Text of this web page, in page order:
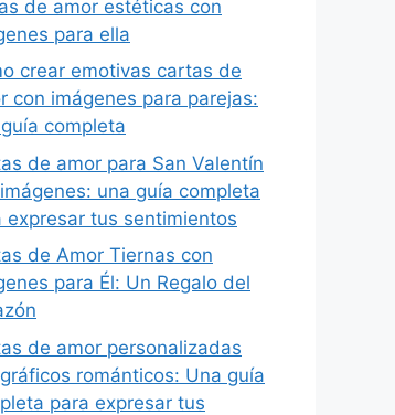
de amor estéticas con
para ella
crear emotivas cartas de
con imágenes para parejas:
completa
de amor para San Valentín
una guía completa
expresar tus sentimientos
de Amor Tiernas con
para Él: Un Regalo del
de amor personalizadas
románticos: Una guía
para expresar tus